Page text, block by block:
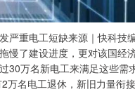
严重电工短缺来源｜快科
慢了建设进度，更对该国
30万名新电工来满足这些
万名电工退休，新旧力量衔